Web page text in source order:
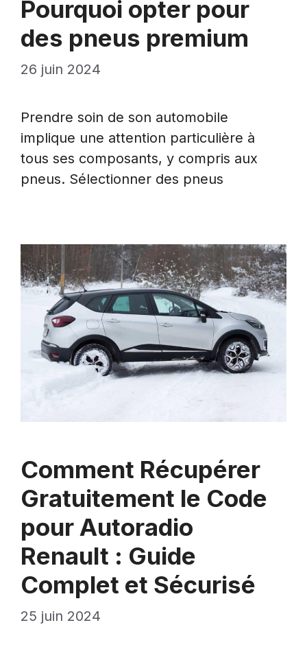
Pourquoi opter pour
des pneus premium
26 juin 2024
Prendre soin de son automobile
implique une attention particulière à
tous ses composants, y compris aux
pneus. Sélectionner des pneus
Comment Récupérer
Gratuitement le Code
pour Autoradio
Renault : Guide
Complet et Sécurisé
25 juin 2024